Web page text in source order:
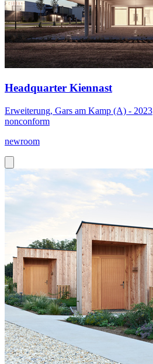
Headquarter Kiennast
Erweiterung, Gars am Kamp (A) - 2023
nonconform
newroom